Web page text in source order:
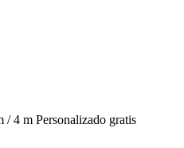
4 m Personalizado gratis